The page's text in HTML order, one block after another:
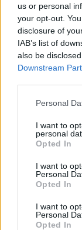
us or personal
your opt-out.
disclosure of
IAB’s list of
also be
Downstream
Please note
not limited to
grant or deny
use your data
consent section.
Personal
I want to
personal
Opted In
I want to
Personal
Opted In
I want to
Personal
Opted In